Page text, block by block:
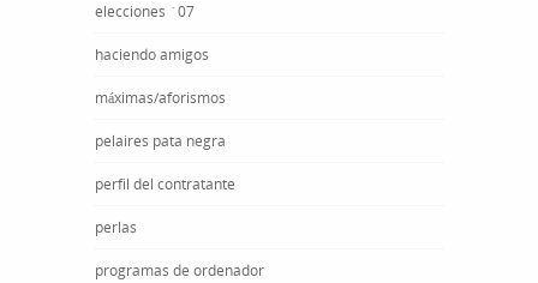
elecciones ´07
haciendo amigos
máximas/aforismos
pelaires pata negra
perfil del contratante
perlas
programas de ordenador